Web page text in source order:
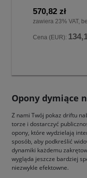
570,82 zł
zawiera 23% VAT,
Cena (EUR):
Opony dymiące
Z nami Twój pokaz driftu
torze i dostarczyć
opony, które wydzielają
sposób, aby podkreślić
dynamiki każdemu
wygląda jeszcze bardziej
niezwykle efektowne.